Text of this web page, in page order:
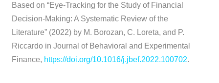
Based on “Eye-Tracking for the Study of Financial
Decision-Making: A Systematic Review of the
Literature” (2022) by M. Borozan, C. Loreta, and P.
Riccardo in Journal of Behavioral and Experimental
Finance, https://doi.org/10.1016/j.jbef.2022.100702.